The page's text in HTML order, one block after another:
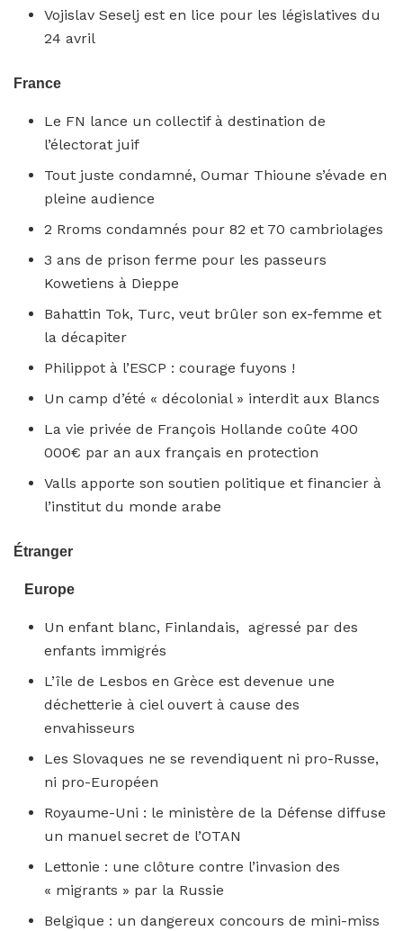
Vojislav Seselj est en lice pour les législatives du
24 avril
France
Le FN lance un collectif à destination de
l’électorat juif
Tout juste condamné, Oumar Thioune s’évade en
pleine audience
2 Rroms condamnés pour 82 et 70 cambriolages
3 ans de prison ferme pour les passeurs
Kowetiens à Dieppe
Bahattin Tok, Turc, veut brûler son ex-femme et
la décapiter
Philippot à l’ESCP : courage fuyons !
Un camp d’été « décolonial » interdit aux Blancs
La vie privée de François Hollande coûte 400
000€ par an aux français en protection
Valls apporte son soutien politique et financier à
l’institut du monde arabe
Étranger
Europe
Un enfant blanc, Finlandais, agressé par des
enfants immigrés
L’île de Lesbos en Grèce est devenue une
déchetterie à ciel ouvert à cause des
envahisseurs
Les Slovaques ne se revendiquent ni pro-Russe,
ni pro-Européen
Royaume-Uni : le ministère de la Défense diffuse
un manuel secret de l’OTAN
Lettonie : une clôture contre l’invasion des
« migrants » par la Russie
Belgique : un dangereux concours de mini-miss